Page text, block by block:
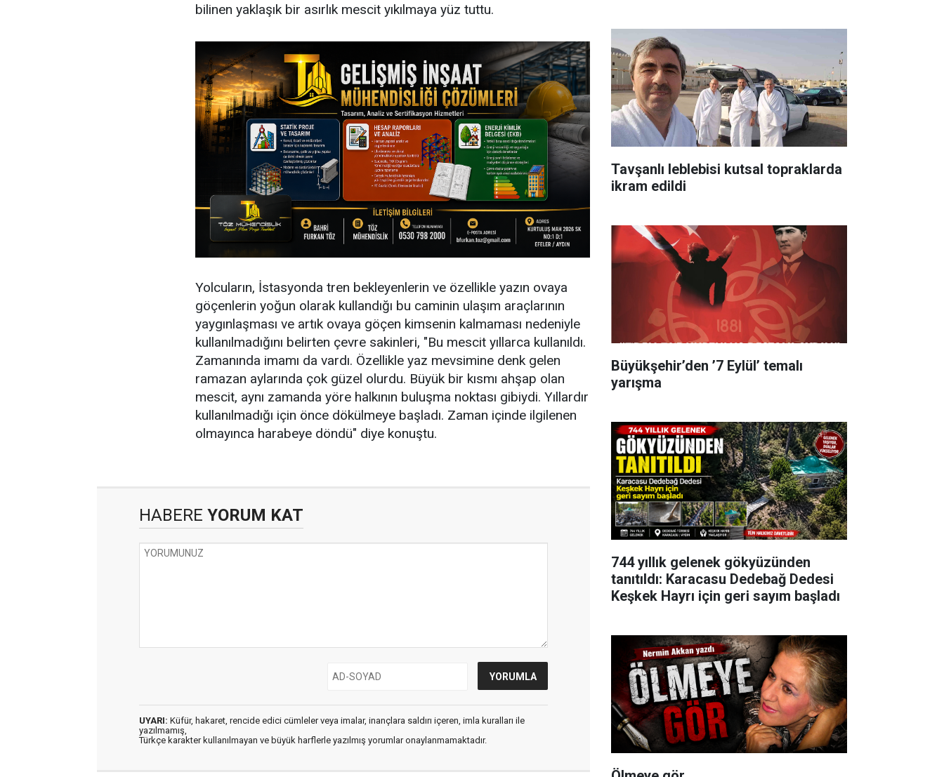
bilinen yaklaşık bir asırlık mescit yıkılmaya yüz tuttu.
Yolcuların, İstasyonda tren bekleyenlerin ve özellikle yazın ovaya
göçenlerin yoğun olarak kullandığı bu caminin ulaşım araçlarının
yaygınlaşması ve artık ovaya göçen kimsenin kalmaması nedeniyle
kullanılmadığını belirten çevre sakinleri, "Bu mescit yıllarca kullanıldı.
Zamanında imamı da vardı. Özellikle yaz mevsimine denk gelen
ramazan aylarında çok güzel olurdu. Büyük bir kısmı ahşap olan
mescit, aynı zamanda yöre halkının buluşma noktası gibiydi. Yıllardır
kullanılmadığı için önce dökülmeye başladı. Zaman içinde ilgilenen
olmayınca harabeye döndü" diye konuştu.
HABERE YORUM KAT
UYARI: Küfür, hakaret, rencide edici cümleler veya imalar, inançlara saldırı içeren, imla kuralları ile
yazılmamış,
Türkçe karakter kullanılmayan ve büyük harflerle yazılmış yorumlar onaylanmamaktadır.
Tavşanlı leblebisi kutsal topraklarda
ikram edildi
Büyükşehir’den ’7 Eylül’ temalı
yarışma
744 yıllık gelenek gökyüzünden
tanıtıldı: Karacasu Dedebağ Dedesi
Keşkek Hayrı için geri sayım başladı